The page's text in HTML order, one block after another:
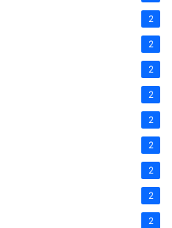
2
2
2
2
2
2
2
2
2